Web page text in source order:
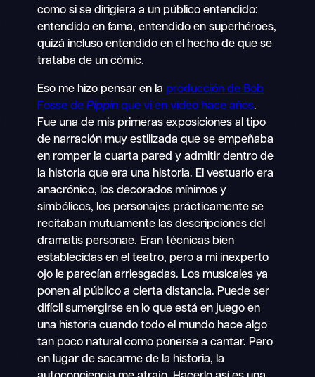
como si se dirigiera a un público entendido:
entendido en fama, entendido en superhéroes,
quizá incluso entendido en el hecho de que se
trataba de un cómic.
Eso me hizo pensar en la producción de Bob
Fosse de Pippinque vi en vídeo hace años.
Fue una de mis primeras exposiciones al tipo
de narración muy estilizada que se empeñaba
en romper la cuarta pared y admitir dentro de
la historia que era una historia. El vestuario era
anacrónico, los decorados mínimos y
simbólicos, los personajes prácticamente se
recitaban mutuamente las descripciones del
dramatis personae. Eran técnicas bien
establecidas en el teatro, pero a mi inexperto
ojo le parecían arriesgadas. Los musicales ya
ponen al público a cierta distancia. Puede ser
difícil sumergirse en lo que está en juego en
una historia cuando todo el mundo hace algo
tan poco natural como ponerse a cantar. Pero
en lugar de sacarme de la historia, la